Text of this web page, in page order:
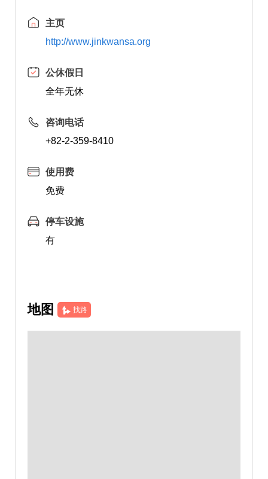
主页
http://www.jinkwansa.org
公休假日
全年无休
咨询电话
+82-2-359-8410
使用费
免费
停车设施
有
地图 找路